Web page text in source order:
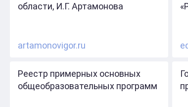
области, И.Г. Артамонова
artamonovigor.ru
Реестр примерных основных
общеобразовательных программ